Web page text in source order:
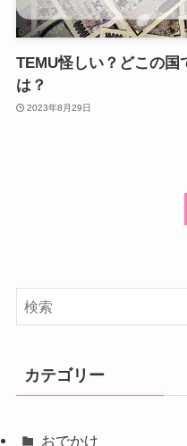
TEMU怪しい？どこの国
は？
2023年8月29日
カテゴリー
おでかけ